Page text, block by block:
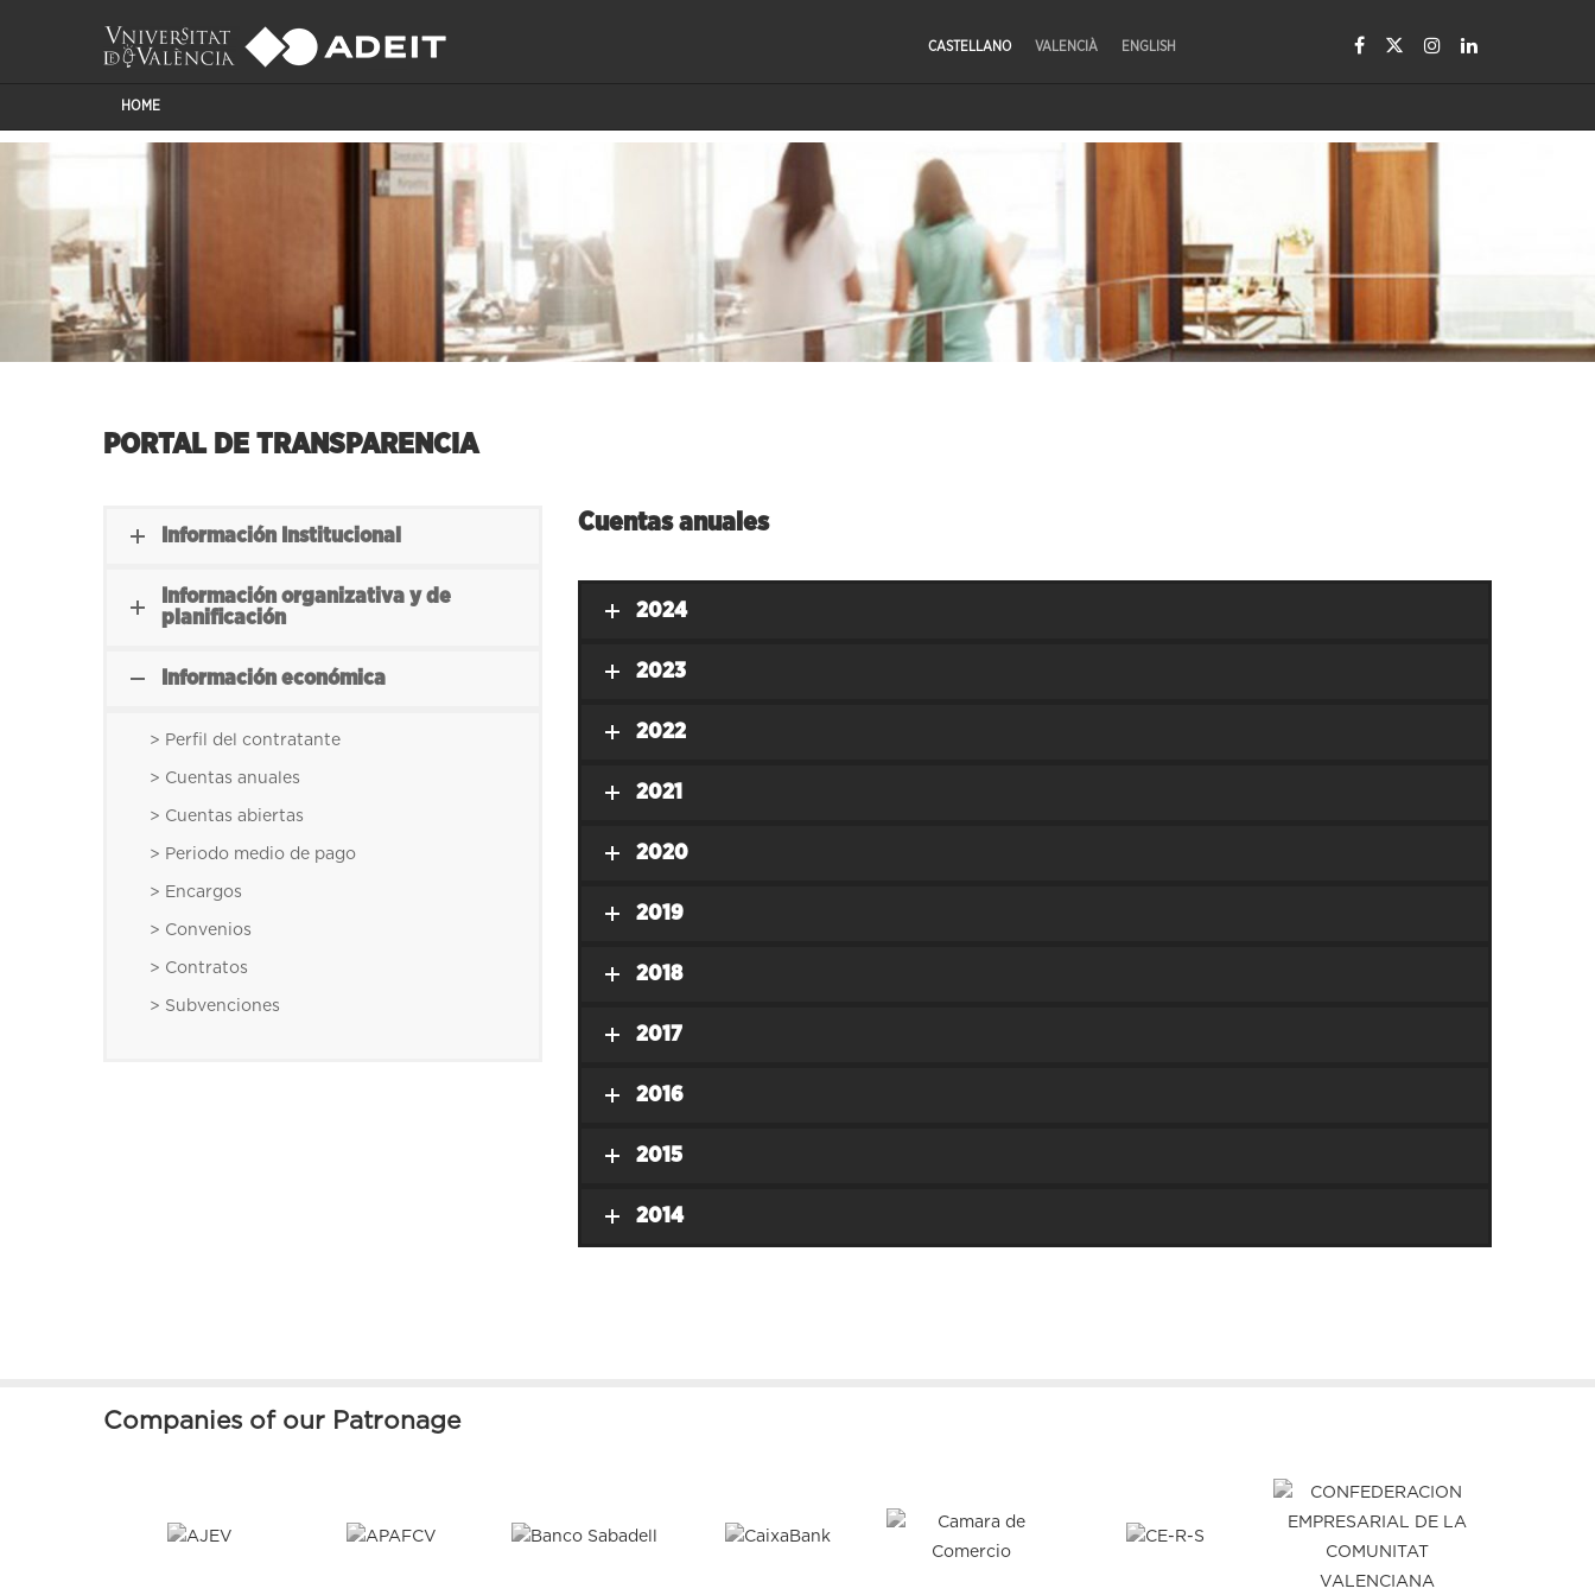
CASTELLANO VALENCIÀ ENGLISH
HOME
PORTAL DE TRANSPARENCIA
Información Institucional
Información organizativa y de
planificación
Información económica
> Perfil del contratante
> Cuentas anuales
> Cuentas abiertas
> Periodo medio de pago
> Encargos
> Convenios
> Contratos
> Subvenciones
Cuentas anuales
2024
2023
2022
2021
2020
2019
2018
2017
2016
2015
2014
Companies of our Patronage